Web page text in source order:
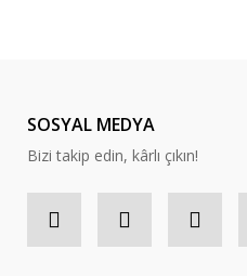
SOSYAL MEDYA
Bizi takip edin, kârlı çıkın!